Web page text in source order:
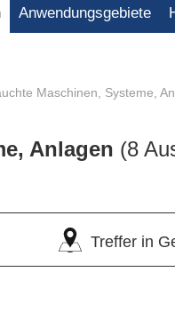
Anwendungsgebiete
Maschinen, Systeme,
Anlagen (8
Treffer in